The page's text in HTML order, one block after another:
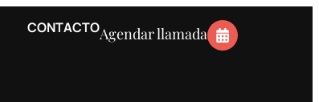
CONTACTOAgendar llamada